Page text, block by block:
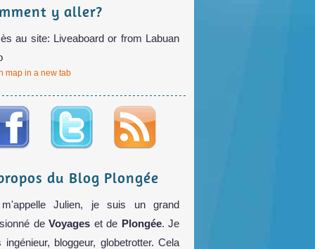
y aller?
au site: Liveaboard or from Labuan
map in a new tab
du Blog Plongée
Julien, je suis un grand
de Voyages et de Plongée. Je
ingénieur, bloggeur, globetrotter. Cela